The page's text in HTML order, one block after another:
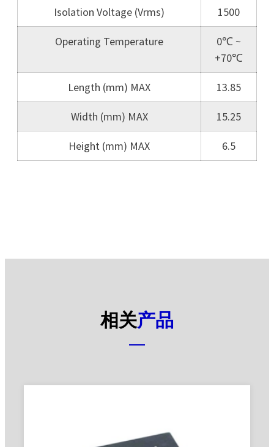
Isolation Voltage (Vrms) 1500
Operating Temperature
0℃ ~
+70℃
Length (mm) MAX 13.85
Width (mm) MAX 15.25
Height (mm) MAX 6.5
相关产品